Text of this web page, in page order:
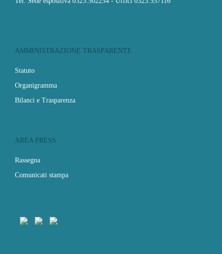
AMMINISTRAZIONE TRASPARENTE
Statuto
Organigramma
Bilanci e Trasparenza
AREA PRESS
Rassegna
Comunicati stampa